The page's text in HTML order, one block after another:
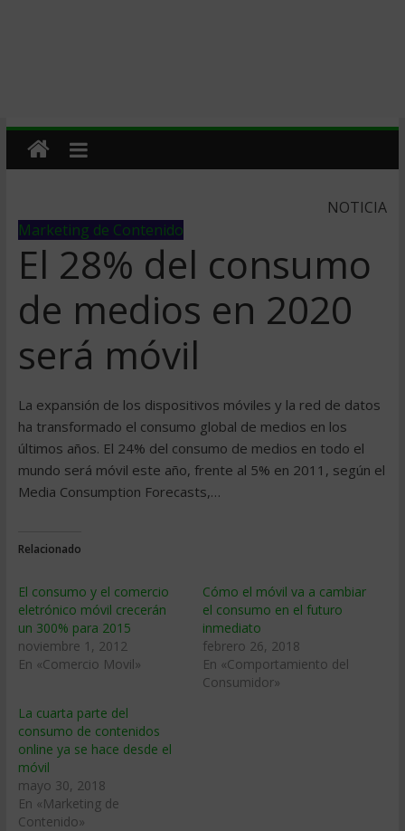
NOTICIA
Marketing de Contenido
El 28% del consumo
de medios en 2020
será móvil
La expansión de los dispositivos móviles y la red de datos
ha transformado el consumo global de medios en los
últimos años. El 24% del consumo de medios en todo el
mundo será móvil este año, frente al 5% en 2011, según el
Media Consumption Forecasts,…
Relacionado
El consumo y el comercio
eletrónico móvil crecerán
un 300% para 2015
noviembre 1, 2012
En «Comercio Movil»
Cómo el móvil va a cambiar
el consumo en el futuro
inmediato
febrero 26, 2018
En «Comportamiento del
Consumidor»
La cuarta parte del
consumo de contenidos
online ya se hace desde el
móvil
mayo 30, 2018
En «Marketing de
Contenido»